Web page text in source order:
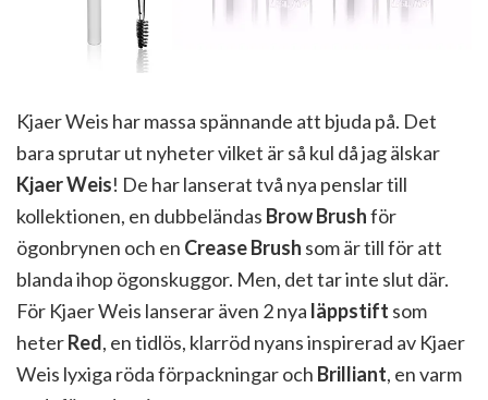
Kjaer Weis har massa spännande att bjuda på. Det
bara sprutar ut nyheter vilket är så kul då jag älskar
Kjaer Weis! De har lanserat två nya penslar till
kollektionen, en dubbeländas Brow Brushför
ögonbrynen och en Crease Brush som är till för att
blanda ihop ögonskuggor. Men, det tar inte slut där.
För Kjaer Weis lanserar även 2 nya läppstift som
heterRed, en tidlös, klarröd nyans inspirerad av Kjaer
Weis lyxiga röda förpackningar och Brilliant, en varm